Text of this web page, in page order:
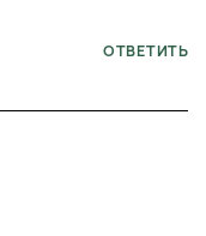
ОТВЕТИТЬ